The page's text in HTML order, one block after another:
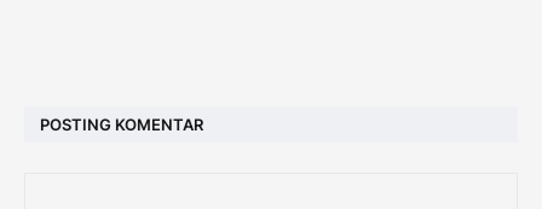
POSTING KOMENTAR